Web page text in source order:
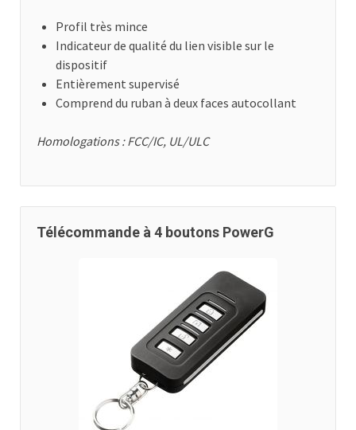
Profil très mince
Indicateur de qualité du lien visible sur le
dispositif
Entièrement supervisé
Comprend du ruban à deux faces autocollant
Homologations : FCC/IC, UL/ULC
Télécommande à 4 boutons PowerG